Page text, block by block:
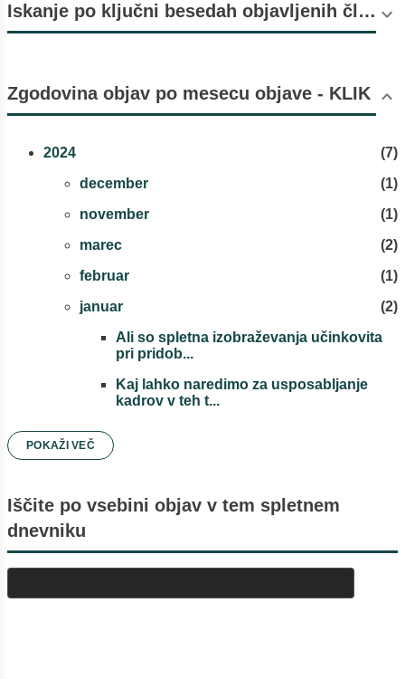
Iskanje po ključni besedah objavljenih člankov (število objav v oklepaju).
Zgodovina objav po mesecu objave - KLIK
2024
7
december
1
november
1
marec
2
februar
1
januar
2
Ali so spletna izobraževanja učinkovita
pri pridob...
Kaj lahko naredimo za usposabljanje
kadrov v teh t...
2023
september
maj
april
POKAŽI VEČ
Iščite po vsebini objav v tem spletnem
dnevniku